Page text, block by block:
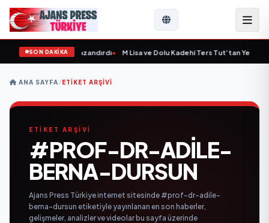
SON DAKİKA
Yeni Bir Marka Kazandırdı• M Lisa ve Dolu Kadehi Ters Tut’tan Yeni İş
ANA SAYFA/ETIKET ARŞIVI
ETİKET ARŞİVİ
#PROF-DR-ADILE-
BERNA-DURSUN
Ajans Press Türkiye internet sitesinde #prof-dr-adile-
berna-dursun etiketiyle yayınlanan en son haberler,
gelişmeler, analizler ve videolar bu sayfa üzerinde